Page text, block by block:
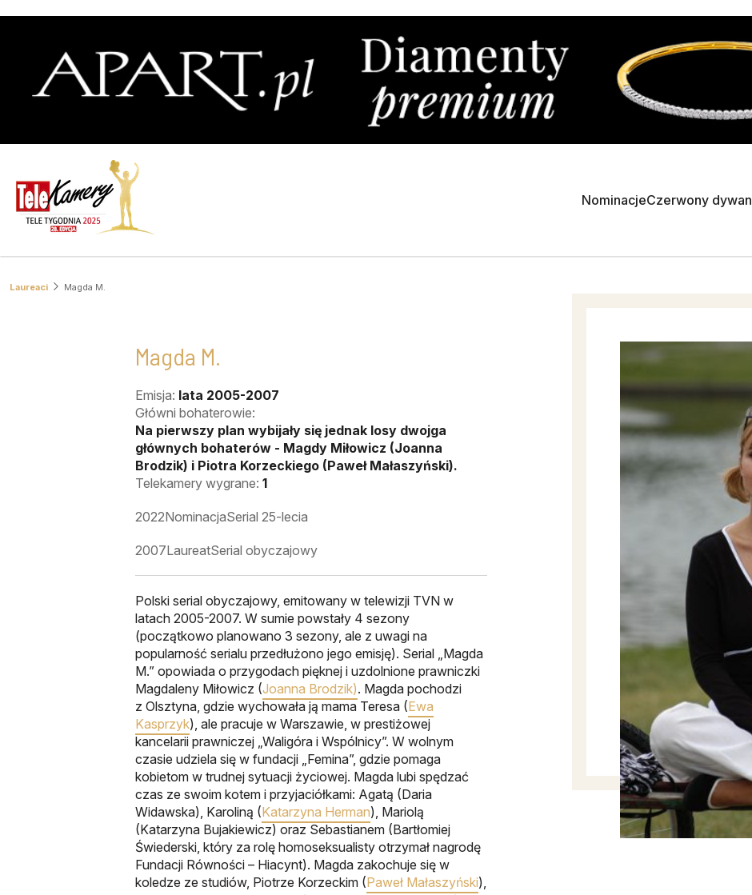
NominacjeCzerwony dywan
Laureaci Magda M.
Magda M.
Emisja: lata 2005-2007
Główni bohaterowie:
Na pierwszy plan wybijały się jednak losy dwojga
głównych bohaterów - Magdy Miłowicz (Joanna
Brodzik) i Piotra Korzeckiego (Paweł Małaszyński).
Telekamery wygrane:1
2022NominacjaSerial 25-lecia
2007LaureatSerial obyczajowy
Polski serial obyczajowy, emitowany w telewizji TVN w
latach 2005-2007. W sumie powstały 4 sezony
(początkowo planowano 3 sezony, ale z uwagi na
popularność serialu przedłużono jego emisję). Serial „Magda
M.” opowiada o przygodach pięknej i uzdolnione prawniczki
Magdaleny Miłowicz (Joanna Brodzik). Magda pochodzi
z Olsztyna, gdzie wychowała ją mama Teresa (Ewa
Kasprzyk), ale pracuje w Warszawie, w prestiżowej
kancelarii prawniczej „Waligóra i Wspólnicy”. W wolnym
czasie udziela się w fundacji „Femina”, gdzie pomaga
kobietom w trudnej sytuacji życiowej. Magda lubi spędzać
czas ze swoim kotem i przyjaciółkami: Agatą (Daria
Widawska), Karoliną (Katarzyna Herman), Mariolą
(Katarzyna Bujakiewicz) oraz Sebastianem (Bartłomiej
Świederski, który za rolę homoseksualisty otrzymał nagrodę
Fundacji Równości – Hiacynt). Magda zakochuje się w
koledze ze studiów, Piotrze Korzeckim (Paweł Małaszyński),